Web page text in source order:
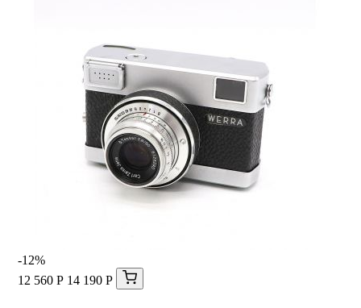
-12%
12 560 Р 14 190 Р